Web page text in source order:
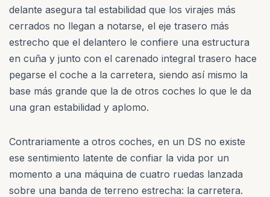
delante asegura tal estabilidad que los virajes más
cerrados no llegan a notarse, el eje trasero más
estrecho que el delantero le confiere una estructura
en cuña y junto con el carenado integral trasero hace
pegarse el coche a la carretera, siendo así mismo la
base más grande que la de otros coches lo que le da
una gran estabilidad y aplomo.
Contrariamente a otros coches, en un DS no existe
ese sentimiento latente de confiar la vida por un
momento a una máquina de cuatro ruedas lanzada
sobre una banda de terreno estrecha: la carretera.